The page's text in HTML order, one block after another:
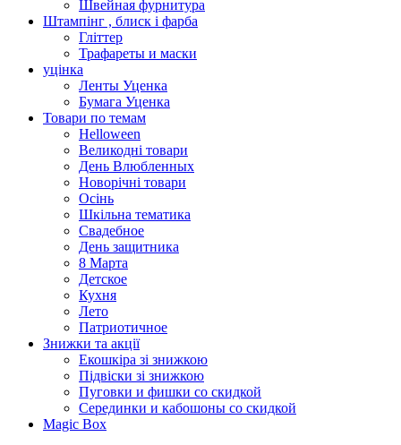
Швейная фурнитура
Штампінг , блиск і фарба
Гліттер
Трафареты и маски
уцінка
Ленты Уценка
Бумага Уценка
Товари по темам
Helloween
Великодні товари
День Влюбленных
Новорічні товари
Осінь
Шкільна тематика
Свадебное
День защитника
8 Марта
Детское
Кухня
Лето
Патриотичное
Знижки та акції
Екошкіра зі знижкою
Підвіски зі знижкою
Пуговки и фишки со скидкой
Серединки и кабошоны со скидкой
Magic Box